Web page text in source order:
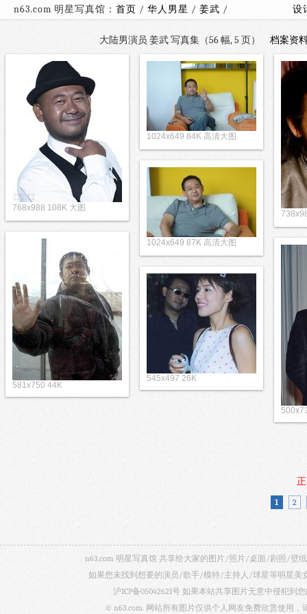
n63.com 明星写真馆： 首页 / 华人男星 / 姜武 / 设
大陆男演员 姜武 写真集（56 幅, 5 页） 档案资
768x988 108K 大图
1024x649 84K 高清大图
1024x649 87K 高清大图
581x750 44K
545x497 26K
1 2
n63.com 明星写真馆 共享给大家的图片/照片/桌面/剧照/壁
如果您未找到想要的演员/歌手/模特/主持人/球星等明星美
沪ICP备05042621号 如果本站共享图片无意中侵犯到
© n63.com. 网站所有图片仅供个人网友免费欣赏使用